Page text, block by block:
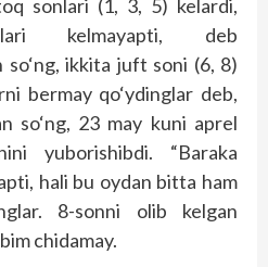
sonlari (1, 3, 5) kelardi,
kelmayapti, deb
ikkita juft soni (6, 8)
bermay qo‘ydinglar deb,
so‘ng, 23 may kuni aprel
yuborishibdi. “Baraka
hali bu oydan bitta ham
8-sonni olib kelgan
chidamay.